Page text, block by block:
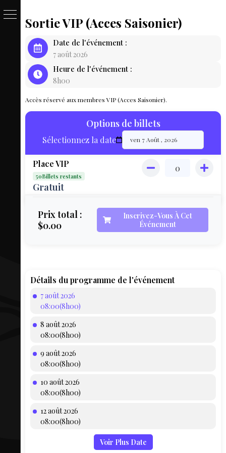
PASSE
BILLET
LIVE
MAP
MON
COMPTE
AEQ
Sortie VIP (Acces Saisonier)
Date de l'événement :
7 août 2026
Heure de l'événement :
8h00
Accès réservé aux membres VIP (Acces Saisonier).
Options de billets
Sélectionnez la date
Place VIP
50Billets restants
Gratuit
Prix total :
$0.00
Inscrivez-Vous À Cet
Événement
Détails du programme de l'événement
7 août 2026
08:00(8h00)
8 août 2026
08:00(8h00)
9 août 2026
08:00(8h00)
10 août 2026
08:00(8h00)
12 août 2026
08:00(8h00)
Voir Plus Date